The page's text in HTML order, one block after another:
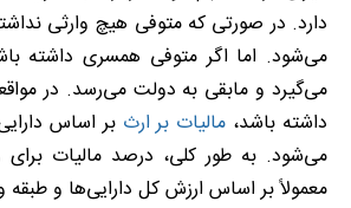
دارد. در صورتی که متوفی هیچ وارثی
می‌شود. اما اگر متوفی همسری داشته
می‌گیرد و مابقی به دولت می‌رسد. در
داشته باشد، مالیات بر ارث بر اساس
می‌شود. به طور کلی، درصد مالیات
معمولاً بر اساس ارزش کل دارایی‌ها و